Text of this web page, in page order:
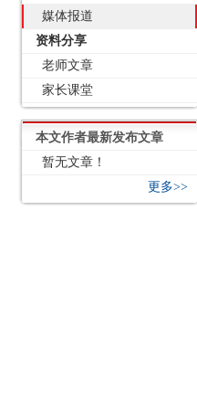
媒体报道
资料分享
老师文章
家长课堂
本文作者最新发布文章
暂无文章！
更多>>